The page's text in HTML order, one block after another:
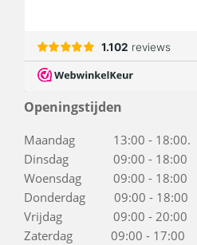
Openingstijden
Maandag 13:00 - 18:00.
Dinsdag 09:00 - 18:00
Woensdag 09:00 - 18:00
Donderdag 09:00 - 18:00
Vrijdag 09:00 - 20:00
Zaterdag 09:00 - 17:00